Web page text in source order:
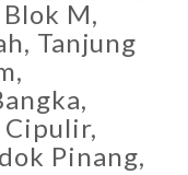
M,
Tanjung
Cipulir,
Pinang,